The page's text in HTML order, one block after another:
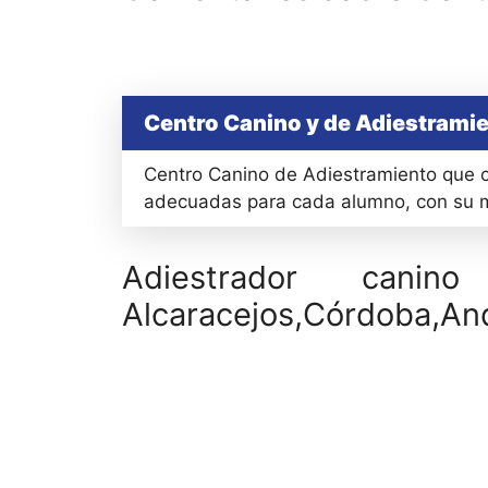
Centro Canino y de
Centro Canino de Adiestramiento que
adecuadas para cada alumno, con su
Adiestrador